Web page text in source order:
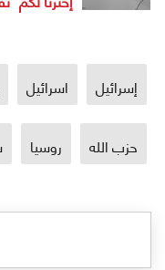
إسرائيل اسرائيل
حزب الله روسيا